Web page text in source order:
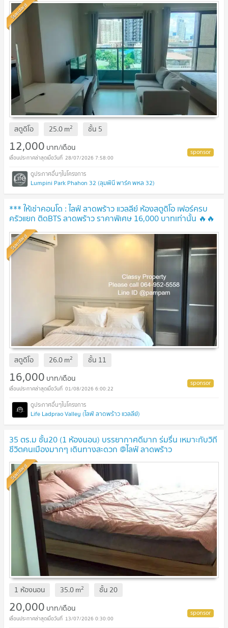
Standard
สตูดิโอ 25.0m2 ชั้น 5
12,000 บาท/เดือน
28/07/2026 7:58:00
Lumpini Park Phahon 32 (ลุมพินี พาร์ค พหล 32)
*** ให้เช่าคอนโด : ไลฟ์ ลาดพร้าว แวลลีย์ ห้องสตูดิโอ เฟอร์ครบ
ครัวแยก ติดBTS ลาดพร้าว ราคาพิเศษ 16,000 บาทเท่านั้น 🔥🔥
🔥(Life Ladprao Valley)***
Standard
สตูดิโอ 26.0m2 ชั้น 11
16,000 บาท/เดือน
01/08/2026 6:00:22
Life Ladprao Valley (ไลฟ์ ลาดพร้าว แวลลีย์)
35 ตร.ม ชั้น20 (1 ห้องนอน) บรรยากาศดีมาก ร่มรื่น เหมาะกับวิถี
ชีวิตคนเมืองมากๆ เดินทางสะดวก @ไลฟ์ ลาดพร้าว
Standard
1 ห้องนอน 35.0m2 ชั้น 20
20,000 บาท/เดือน
13/07/2026 0:30:00